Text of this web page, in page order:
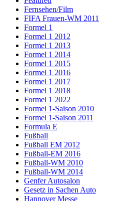
Fernsehen/Film
FIFA Frauen-WM 2011
Formel 1
Formel 1 2012
Formel 1 2013
Formel 1 2014
Formel 1 2015
Formel 1 2016
Formel 1 2017
Formel 1 2018
Formel 1 2022
Formel 1-Saison 2010
Formel 1-Saison 2011
Formula E
Fußball
Fußball EM 2012
Fußball-EM 2016
Fußball-WM 2010
Fußball-WM 2014
Genfer Autosalon
Gesetz in Sachen Auto
Hannover Messe